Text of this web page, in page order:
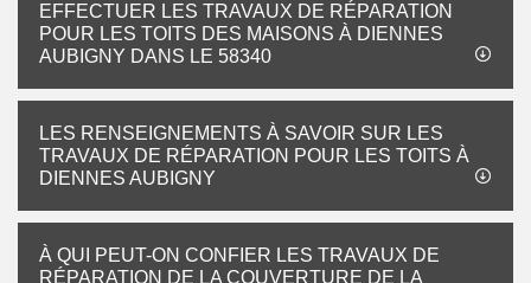
EFFECTUER LES TRAVAUX DE RÉPARATION
POUR LES TOITS DES MAISONS À DIENNES
AUBIGNY DANS LE 58340
LES RENSEIGNEMENTS À SAVOIR SUR LES
TRAVAUX DE RÉPARATION POUR LES TOITS À
DIENNES AUBIGNY
À QUI PEUT-ON CONFIER LES TRAVAUX DE
RÉPARATION DE LA COUVERTURE DE LA